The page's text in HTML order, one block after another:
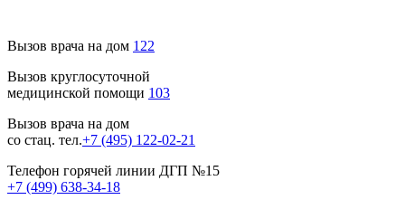
Вызов врача на дом 122
Вызов круглосуточной
медицинской помощи 103
Вызов врача на дом
со стац. тел.+7 (495) 122-02-21
Телефон горячей линии ДГП №15
+7 (499) 638-34-18